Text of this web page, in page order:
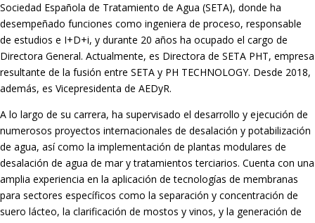
Sociedad Española de Tratamiento de Agua (SETA), donde ha
desempeñado funciones como ingeniera de proceso, responsable
de estudios e I+D+i, y durante 20 años ha ocupado el cargo de
Directora General. Actualmente, es Directora de SETA PHT, empresa
resultante de la fusión entre SETA y PH TECHNOLOGY. Desde 2018,
además, es Vicepresidenta de AEDyR.
A lo largo de su carrera, ha supervisado el desarrollo y ejecución de
numerosos proyectos internacionales de desalación y potabilización
de agua, así como la implementación de plantas modulares de
desalación de agua de mar y tratamientosterciarios. Cuenta con una
amplia experiencia en la aplicación de tecnologías de membranas
para sectores específicos como la separación y concentración de
suero lácteo, la clarificación de mostos y vinos, y la generación de